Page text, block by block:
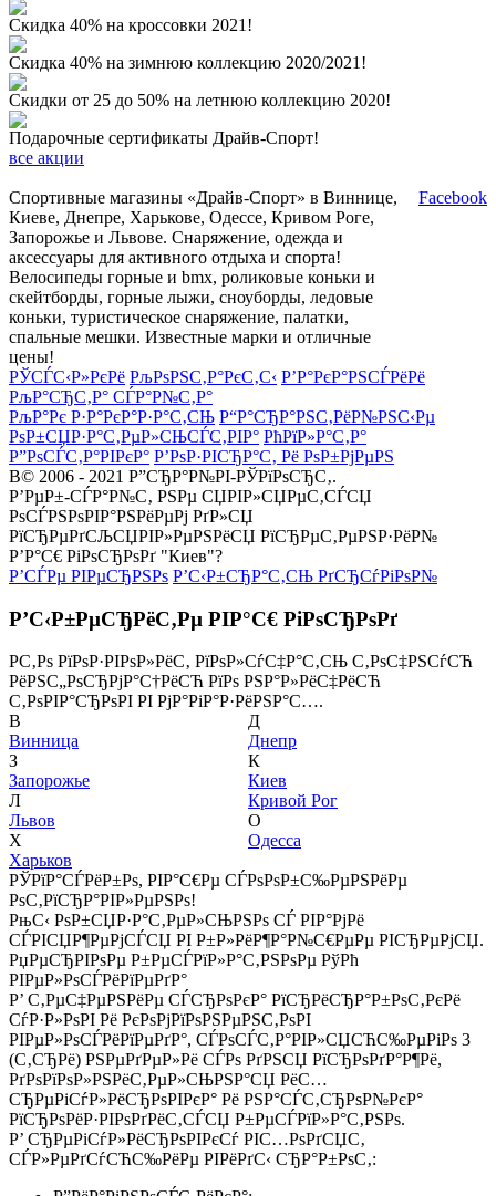
Скидка 40% на кроссовки 2021!
Скидка 40% на зимнюю коллекцию 2020/2021!
Скидки от 25 до 50% на летнюю коллекцию 2020!
Подарочные сертификаты Драйв-Спорт!
все акции
Спортивные магазины «Драйв-Спорт» в Виннице,
Киеве, Днепре, Харькове, Одессе, Кривом Роге,
Запорожье и Львове. Снаряжение, одежда и
аксессуары для активного отдыха и спорта!
Велосипеды горные и bmx, роликовые коньки и
скейтборды, горные лыжи, сноуборды, ледовые
коньки, туристическое снаряжение, палатки,
спальные мешки. Известные марки и отличные
цены!
Facebook
РЎСЃС‹Р»РєРё РљРѕРЅС‚Р°РєС‚С‹ Р’Р°РєР°РЅСЃРёРё
РљР°СЂС‚Р° СЃР°Р№С‚Р°
РљР°Рє Р·Р°РєР°Р·Р°С‚СЊ Р“Р°СЂР°РЅС‚РёР№РЅС‹Рµ
РѕР±СЏР·Р°С‚РµР»СЊСЃС‚РІР° РћРїР»Р°С‚Р°
Р”РѕСЃС‚Р°РІРєР° Р’РѕР·РІСЂР°С‚ Рё РѕР±РјРµРЅ
В© 2006 - 2021 Р”СЂР°Р№РІ-РЎРїРѕСЂС‚.
Р’РµР±-СЃР°Р№С‚ РЅРµ СЏРІР»СЏРµС‚СЃСЏ
РѕСЃРЅРѕРІР°РЅРёРµРј РґР»СЏ
РїСЂРµРґСЉСЏРІР»РµРЅРёСЏ РїСЂРµС‚РµРЅР·РёР№
Р’Р°С€ РіРѕСЂРѕРґ "Киев"?
Р’СЃРµ РІРµСЂРЅРѕ Р’С‹Р±СЂР°С‚СЊ РґСЂСѓРіРѕР№
Р’С‹Р±РµСЂРёС‚Рµ РІР°С€ РіРѕСЂРѕРґ
Р­С‚Рѕ РїРѕР·РІРѕР»РёС‚ РїРѕР»СѓС‡Р°С‚СЊ С‚РѕС‡РЅСѓСЋ
РёРЅС„РѕСЂРјР°С†РёСЋ РїРѕ РЅР°Р»РёС‡РёСЋ
С‚РѕРІР°СЂРѕРІ РІ РјР°РіР°Р·РёРЅР°С….
В
Винница
З
Запорожье
Л
Львов
Х
Харьков
Д
Днепр
К
Киев
Кривой Рог
О
Одесса
РЎРїР°СЃРёР±Рѕ, РІР°С€Рµ СЃРѕРѕР±С‰РµРЅРёРµ
РѕС‚РїСЂР°РІР»РµРЅРѕ!
РњС‹ РѕР±СЏР·Р°С‚РµР»СЊРЅРѕ СЃ РІР°РјРё
СЃРІСЏР¶РµРјСЃСЏ РІ Р±Р»РёР¶Р°Р№С€РµРµ РІСЂРµРјСЏ.
РџРµСЂРІРѕРµ Р±РµСЃРїР»Р°С‚РЅРѕРµ РўРћ
РІРµР»РѕСЃРёРїРµРґР°
Р’ С‚РµС‡РµРЅРёРµ СЃСЂРѕРєР° РїСЂРёСЂР°Р±РѕС‚РєРё
СѓР·Р»РѕРІ Рё РєРѕРјРїРѕРЅРµРЅС‚РѕРІ
РІРµР»РѕСЃРёРїРµРґР°, СЃРѕСЃС‚Р°РІР»СЏСЋС‰РµРіРѕ 3
(С‚СЂРё) РЅРµРґРµР»Рё СЃРѕ РґРЅСЏ РїСЂРѕРґР°Р¶Рё,
РґРѕРїРѕР»РЅРёС‚РµР»СЊРЅР°СЏ РёС…
СЂРµРіСѓР»РёСЂРѕРІРєР° Рё РЅР°СЃС‚СЂРѕР№РєР°
РїСЂРѕРёР·РІРѕРґРёС‚СЃСЏ Р±РµСЃРїР»Р°С‚РЅРѕ.
Р’ СЂРµРіСѓР»РёСЂРѕРІРєСѓ РІС…РѕРґСЏС‚
СЃР»РµРґСѓСЋС‰РёРµ РІРёРґС‹ СЂР°Р±РѕС‚: